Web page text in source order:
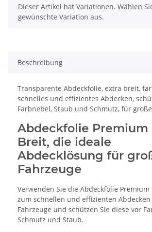
x
Dieser Artikel hat Variationen. Wählen
gewünschte Variation aus.
Beschreibung
Transparente Abdeckfolie, extra breit,
schnelles und effizientes Abdecken,
Farbnebel, Staub und Schmutz, für
Abdeckfolie Premium
Breit, die ideale
Abdecklösung für
Fahrzeuge
Verwenden Sie die Abdeckfolie Premium
zum schnellen und effizienten
Fahrzeuge und schützen Sie diese vor
Schmutz und Staub.